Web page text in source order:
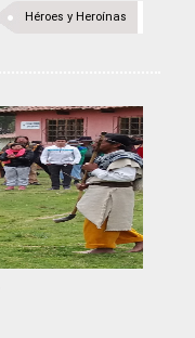
Héroes y Heroínas